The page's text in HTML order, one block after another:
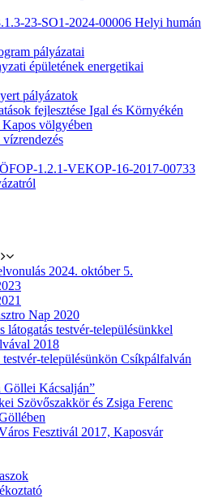
23-SO1-2024-00006 Helyi humán
pályázatai
épületének energetikai
pályázatok
fejlesztése Igal és Környékén
Kapos völgyében
1.2.1-VEKOP-16-2017-00733
2024. október 5.
Nap 2020
látogatás testvér-településünkkel
2018
testvér-településünkön Csíkpálfalván
Göllei Kácsalján”
Szövőszakkör és Zsiga Ferenc
Fesztivál 2017, Kaposvár